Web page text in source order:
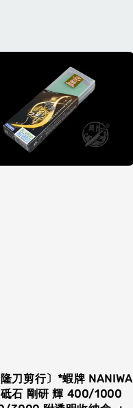
隆刀剪行〕*蝦牌 NANIWA
石 剛研 輝 400/1000